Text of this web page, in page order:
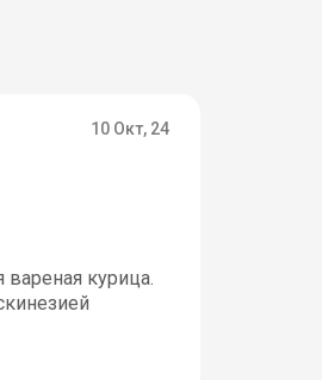
10 Окт, 24
курица.